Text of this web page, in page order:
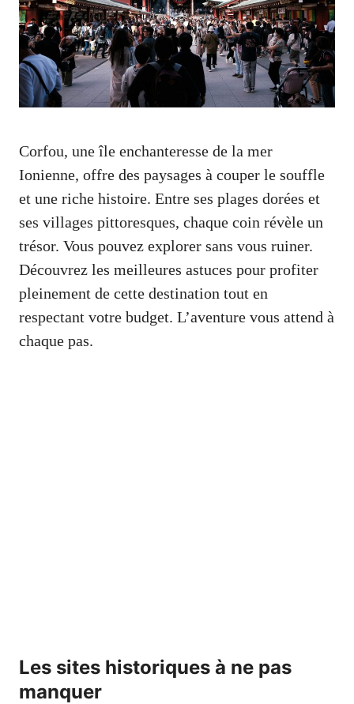
Corfou, une île enchanteresse de la mer
Ionienne, offre des paysages à couper le souffle
et une riche histoire. Entre ses plages dorées et
ses villages pittoresques, chaque coin révèle un
trésor. Vous pouvez explorer sans vous ruiner.
Découvrez les meilleures astuces pour profiter
pleinement de cette destination tout en
respectant votre budget. L’aventure vous attend à
chaque pas.
Les sites historiques à ne pas
manquer